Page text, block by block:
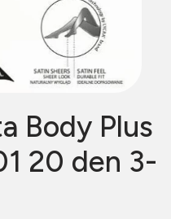
Body Plus
20 den 3-